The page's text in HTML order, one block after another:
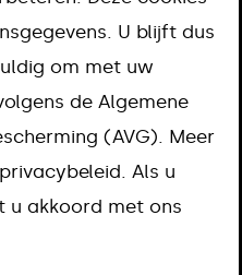
of een klacht
U
U blijft dus
om met uw
de Algemene
(AVG). Meer
Als u
u akkoord met ons